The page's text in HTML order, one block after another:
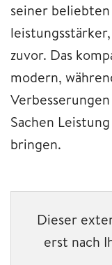
seiner
zuvor. Das
modern,
Sachen
bringen.
Dieser
erst nach